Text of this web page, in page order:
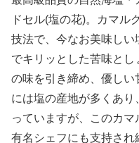
ドセル(塩の花)。カマル
技法で、今なお美味し
でキリッとした苦味と
の味を引き締め、優し
には塩の産地が多くあ
っていますが、このカ
有名シェフにも支持さ